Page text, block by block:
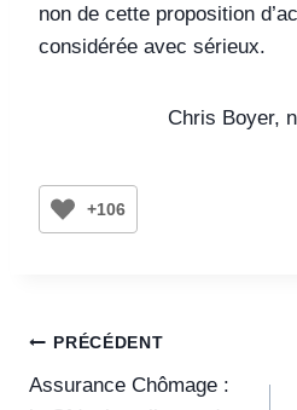
non de cette proposition
considérée avec sérieux.
Chris Boyer,
+106
PRÉCÉDENT
Assurance Chômage :